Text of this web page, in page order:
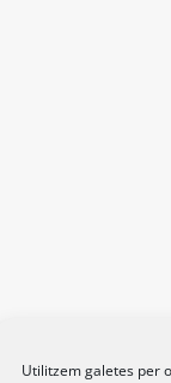
Utilitzem galetes per